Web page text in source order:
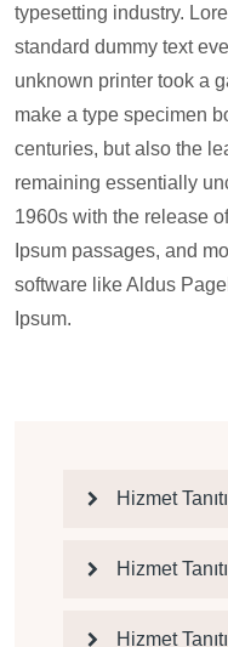
typesetting industry.
standard dummy text
unknown printer took a
make a type specimen
centuries, but also the
remaining essentially
1960s with the release
Ipsum passages, and
software like Aldus
Ipsum.
Hizmet
Hizmet
Hizmet